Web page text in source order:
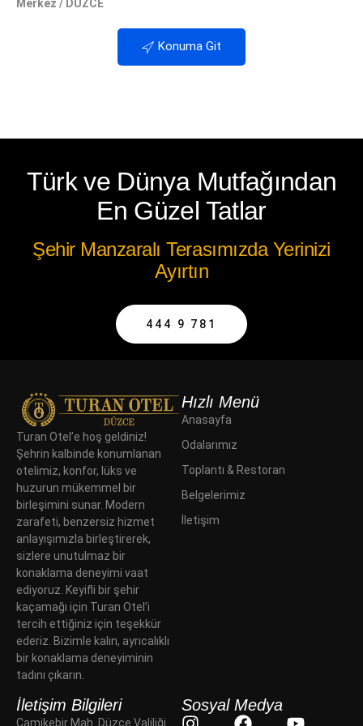
Merkez / DÜZCE
Konuma Git
Türk ve Dünya Mutfağından
En Güzel Tatlar
Şehir Manzaralı Terasımızda Yerinizi
Ayırtın
444 9 781
Turan Otel’e hoş geldiniz!
Şehrin kalbinde konumlanan
otelimiz, konfor, lüks ve
huzurun mükemmel bir
birleşimini sunar. Modern
zarafeti, benzersiz hizmet
anlayışımızla birleştirerek,
sizlere unutulmaz bir
konaklama deneyimi vaat
ediyoruz. Keyifli bir şehir
kaçamağı için Turan Otel’i
tercih ettiğiniz için teşekkür
ederiz. Bizimle kalın, ayrıcalıklı
bir konaklama deneyiminin
tadını çıkarın.
Hızlı Menü
Anasayfa
Odalarımız
Toplantı & Restoran
Belgelerimiz
İletişim
İletişim Bilgileri
Camikebir Mah. Düzce Valiliği
Sosyal Medya